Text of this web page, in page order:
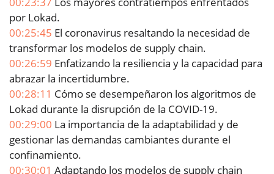
por Lokad.
00:25:45 El coronavirus resaltando la necesidad de
transformar los modelos de supply chain.
00:26:59 Enfatizando la resiliencia y la capacidad para
abrazar la incertidumbre.
00:28:11 Cómo se desempeñaron los algoritmos de
Lokad durante la disrupción de la COVID-19.
00:29:00 La importancia de la adaptabilidad y de
gestionar las demandas cambiantes durante el
confinamiento.
00:30:01 Adaptando los modelos de supply chain